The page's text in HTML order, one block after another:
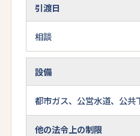
引渡日
相談
設備
都市ガス、公営水道、公共
他の法令上の制限